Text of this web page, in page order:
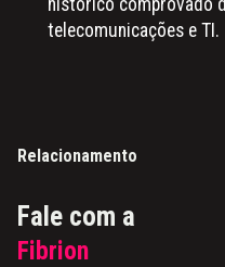
telecomunicações e TI.
Relacionamento
Fale com a
Fibrion